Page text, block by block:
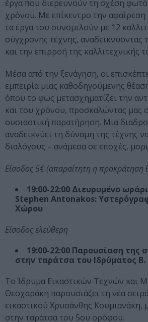
έργα που διερευνούν τη σχέση
χρόνου. Με επίκεντρο την αφαίρεση
τα έργα του συνομιλούν με 12
σύγχρονης τέχνης, αναδεικνύοντας
και την επιρροή της καλλιτεχνικής
Μέσα από την ξενάγηση, οι
εμπειρία μιας καθοδηγούμενης
όπου το φως μετασχηματίζει την
και του χρόνου, προσκαλώντας μας
ουσιαστική παρατήρηση. Μια
αναδεικνύει τη δύναμη της τέχνης
διαλόγους – ανάμεσα σε εποχές,
Είσοδος 5€ (απαραίτητη η προκράτηση
19:00-22:00 Διευρυμένο
Stephen Antonakos:
Χώρου
Είσοδος ελεύθερη
19:00-22:00 Παρουσίαση της
στην ταράτσα του Ιδρύματος
Το Ίδρυμα Εικαστικών Τεχνών και
Θεοχαράκη παρουσιάζει τη νέα
εικαστικού Χρυσάνθης Κουμιανάκη,
στην ταράτσα του 5ου ορόφου.